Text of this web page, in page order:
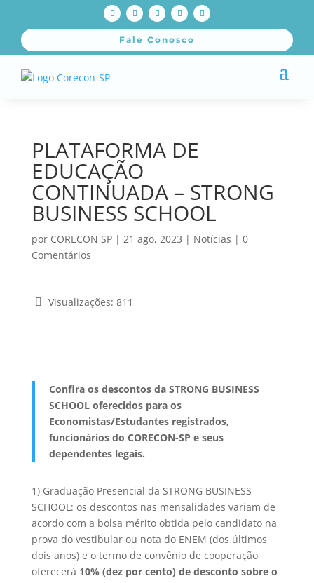
Fale Conosco
PLATAFORMA DE
EDUCAÇÃO
CONTINUADA – STRONG
BUSINESS SCHOOL
por CORECON SP| 21 ago, 2023 | Notícias | 0
Comentários
Visualizações: 811
Confira os descontos da STRONG BUSINESS
SCHOOL oferecidos para os
Economistas/Estudantes registrados,
funcionários do CORECON-SP e seus
dependentes legais.
1) Graduação Presencial da STRONG BUSINESS
SCHOOL: os descontos nas mensalidades variam de
acordo com a bolsa mérito obtida pelo candidato na
prova do vestibular ou nota do ENEM (dos últimos
dois anos) e o termo de convênio de cooperação
oferecerá 10% (dez por cento) de desconto sobre o